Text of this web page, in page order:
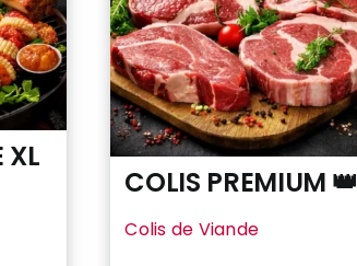
XL
COLIS PREMIUM 👑
Colis de Viande